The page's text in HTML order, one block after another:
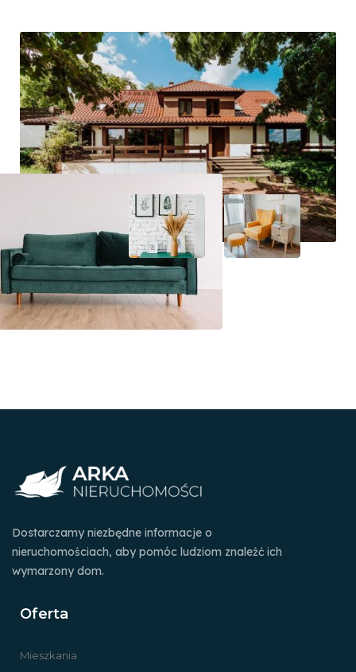
Dostarczamy niezbędne informacje o
nieruchomościach, aby pomóc ludziom znaleźć ich
wymarzony dom.
Oferta
Mieszkania